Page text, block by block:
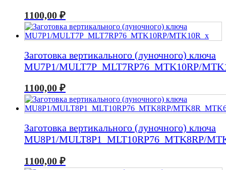
1100,00 ₽
Заготовка вертикального (луночного) ключа
MU7P1/MULT7P_MLT7RP76_MTK10RP/
1100,00 ₽
Заготовка вертикального (луночного) ключа
MU8P1/MULT8P1_MLT10RP76_MTK8RP/
1100,00 ₽